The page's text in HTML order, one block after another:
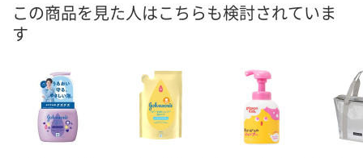
在庫 あり あり あり
数量
カゴへ
この商品を見た人はこちらも検討されていま
す